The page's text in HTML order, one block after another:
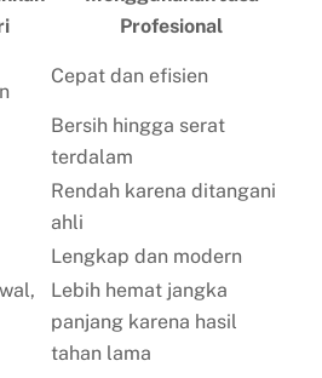
Profesional
Cepat dan efisien
Bersih hingga serat
terdalam
Rendah karena ditangani
ahli
Lengkap dan modern
Lebih hemat jangka
panjang karena hasil
tahan lama